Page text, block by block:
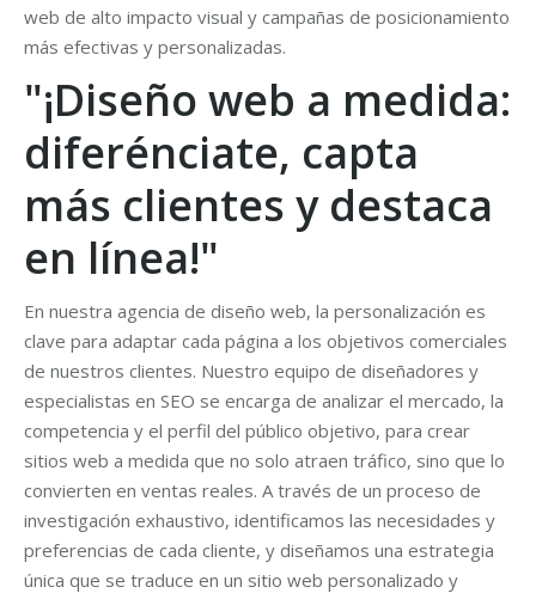
web de alto impacto visual y campañas de posicionamiento
más efectivas y personalizadas.
"¡Diseño web a medida:
diferénciate, capta
más clientes y destaca
en línea!"
En nuestra agencia de diseño web, la personalización es
clave para adaptar cada página a los objetivos comerciales
de nuestros clientes. Nuestro equipo de diseñadores y
especialistas en SEO se encarga de analizar el mercado, la
competencia y el perfil del público objetivo, para crear
sitios web a medida que no solo atraen tráfico, sino que lo
convierten en ventas reales. A través de un proceso de
investigación exhaustivo, identificamos las necesidades y
preferencias de cada cliente, y diseñamos una estrategia
única que se traduce en un sitio web personalizado y